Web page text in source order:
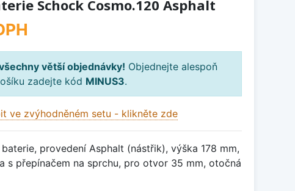
Schock Cosmo.120 Asphalt
větší objednávky! Objednejte alespoň
zadejte kód MINUS3.
ve zvýhodněném setu - klikněte zde
provedení Asphalt (nástřik), výška 178 mm,
s přepínačem na sprchu, pro otvor 35 mm, otočná